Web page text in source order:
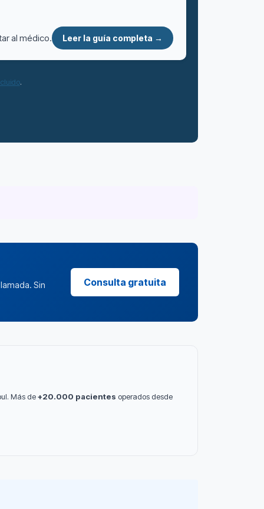
al médico. Leer la guía completa →
.
Sin Consulta gratuita
Más de+20.000 pacientes operados desde